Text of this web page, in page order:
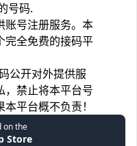
号码.
账号注册服务。本
完全免费的接码平
公开对外提供服
，禁止将本平台号
平台概不负责！
on the
Store